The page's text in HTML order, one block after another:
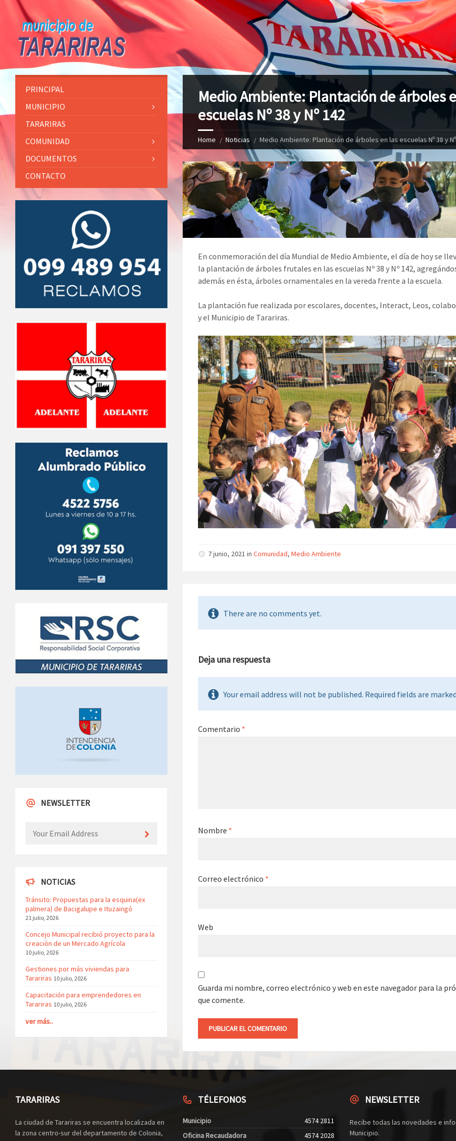
Medio Ambiente: Plantación de árboles
escuelas Nº 38 y Nº 142
Home Noticias Medio Ambiente: Plantación de árboles en las escuelas Nº 38 y
En conmemoración del día Mundial de Medio Ambiente, el día de hoy se
la plantación de árboles frutales en las escuelas Nº 38 y Nº 142,
además en ésta, árboles ornamentales en la vereda frente a la escuela.
La plantación fue realizada por escolares, docentes, Interact, Leos,
y el Municipio de Tarariras.
7 junio, 2021 in Comunidad, Medio Ambiente
There are no comments yet.
Deja una respuesta
Your email address will not be published. Required fields are
Comentario *
Nombre *
Correo electrónico *
Web
Guarda mi nombre, correo electrónico y web en este navegador para la
que comente.
PRINCIPAL
MUNICIPIO
TARARIRAS
COMUNIDAD
DOCUMENTOS
CONTACTO
NEWSLETTER
NOTICIAS
Tránsito: Propuestas para la esquina(ex
palmera) de Bacigalupe e Ituzaingó
21 julio, 2026
Concejo Municipal recibió proyecto para la
creación de un Mercado Agrícola
10 julio, 2026
Gestiones por más viviendas para
Tarariras 10 julio, 2026
Capacitación para emprendedores en
Tarariras 10 julio, 2026
ver más..
TARARIRAS
La ciudad de Tarariras se encuentra localizada en
la zona centro-sur del departamento de Colonia,
TÉLEFONOS
Municipio
4574 2811
Oficina Recaudadora
4574 2028
NEWSLETTER
Recibe todas las novedades e
Municipio.